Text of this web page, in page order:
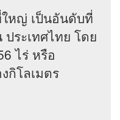
หญ่ เป็นอันดับที่
ระเทศไทย โดย
ไร่ หรือ
กิโลเมตร